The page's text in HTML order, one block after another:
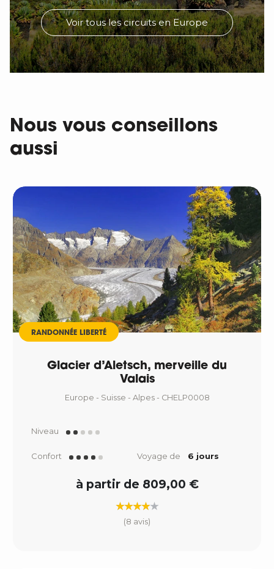
Voir tous les circuits en Europe
Nous vous conseillons
aussi
RANDONNÉE LIBERTÉ
Glacier d’Aletsch, merveille du
Valais
Europe - Suisse - Alpes - CHELP0008
Niveau
Confort Voyage de 6 jours
à partir de 809,00 €
(8 avis)